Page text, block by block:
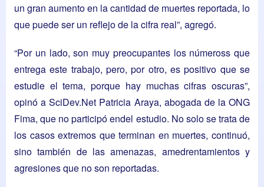
un gran aumento en la cantidad de muertes reportada, lo
que puede ser un reflejo de la cifra real”, agregó.
“Por un lado, son muy preocupantes los númeross que
entrega este trabajo, pero, por otro, es positivo que se
estudie el tema, porque hay muchas cifras oscuras”,
opinó a SciDev.Net Patricia Araya, abogada de la ONG
Fima, que no participó endel estudio. No solo se trata de
los casos extremos que terminan en muertes, continuó,
sino también de las amenazas, amedrentamientos y
agresiones que no son reportadas.